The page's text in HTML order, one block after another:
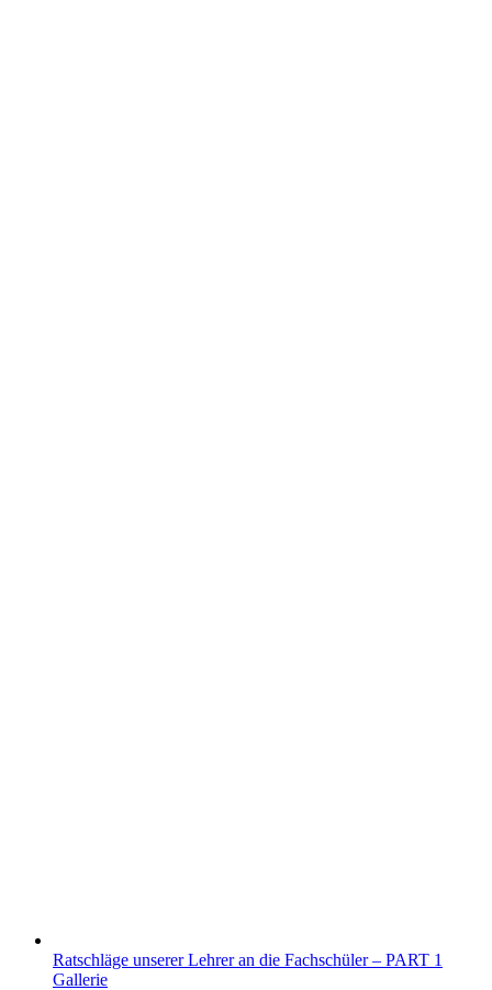
Ratschläge unserer Lehrer an die Fachschüler – PART 1
Gallerie